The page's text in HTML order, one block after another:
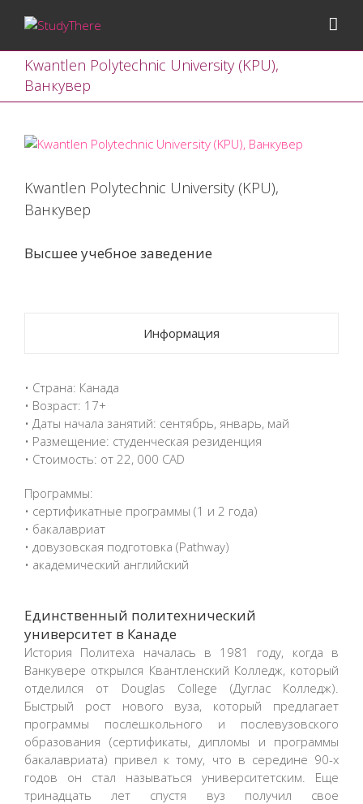
Kwantlen Polytechnic University (KPU),
Ванкувер
View
Image
Kwantlen Polytechnic University (KPU),
Ванкувер
Высшее учебное заведение
Информация
• Страна: Канада
• Возраст: 17+
• Даты начала занятий: сентябрь, январь, май
• Размещение: студенческая резиденция
• Стоимость: от 22, 000 CAD
Программы:
• сертификатные программы (1 и 2 года)
• бакалавриат
• довузовская подготовка (Pathway)
• академический английский
Единственный политехнический
университет в Канаде
История Политеха началась в 1981 году, когда в
Ванкувере открылся Квантленский Колледж, который
отделился от Douglas College (Дуглас Колледж).
Быстрый рост нового вуза, который предлагает
программы послешкольного и послевузовского
образования (сертификаты, дипломы и программы
бакалавриата) привел к тому, что в середине 90-х
годов он стал называться университетским. Еще
тринадцать лет спустя вуз получил свое